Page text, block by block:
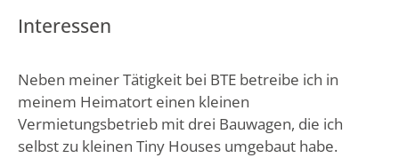
Interessen
Neben meiner Tätigkeit bei BTE betreibe ich in
meinem Heimatort einen kleinen
Vermietungsbetrieb mit drei Bauwagen, die ich
selbst zu kleinen Tiny Houses umgebaut habe.